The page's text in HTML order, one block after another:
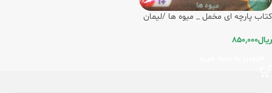
کتاب پارچه ای مخمل _ میوه ها /لیمان
ریال850,000